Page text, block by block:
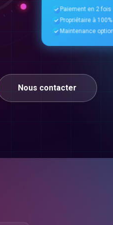
Paiement en 2 fois
Propriétaire à 100%
Maintenance
Nous contacter